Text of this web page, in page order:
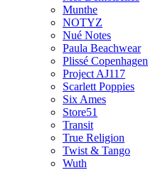
Munthe
NOTYZ
Nué Notes
Paula Beachwear
Plissé Copenhagen
Project AJ117
Scarlett Poppies
Six Ames
Store51
Transit
True Religion
Twist & Tango
Wuth